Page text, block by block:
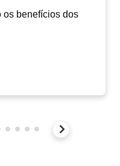
os benefícios dos